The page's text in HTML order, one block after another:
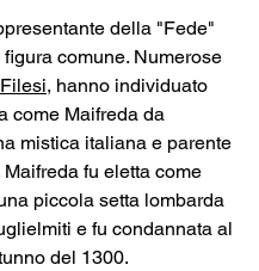
della "Fede"
comune. Numerose
Filesi, hanno individuato
come Maifreda da
mistica italiana e parente
fu eletta come
piccola setta lombarda
e fu condannata al
del 1300.